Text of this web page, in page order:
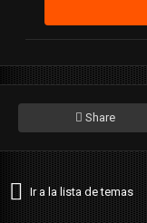
Share
Ir a la lista de temas